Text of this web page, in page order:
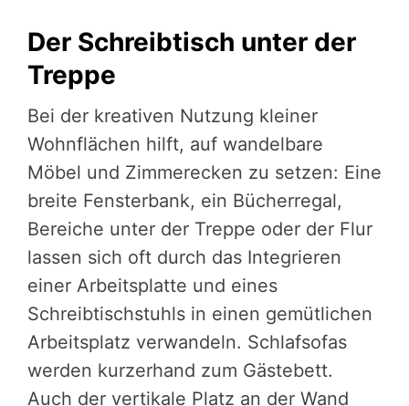
Der Schreibtisch unter der
Treppe
Bei der kreativen Nutzung kleiner
Wohnflächen hilft, auf wandelbare
Möbel und Zimmerecken zu setzen: Eine
breite Fensterbank, ein Bücherregal,
Bereiche unter der Treppe oder der Flur
lassen sich oft durch das Integrieren
einer Arbeitsplatte und eines
Schreibtischstuhls in einen gemütlichen
Arbeitsplatz verwandeln. Schlafsofas
werden kurzerhand zum Gästebett.
Auch der vertikale Platz an der Wand